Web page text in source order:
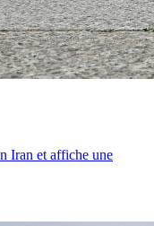
Iran et affiche une